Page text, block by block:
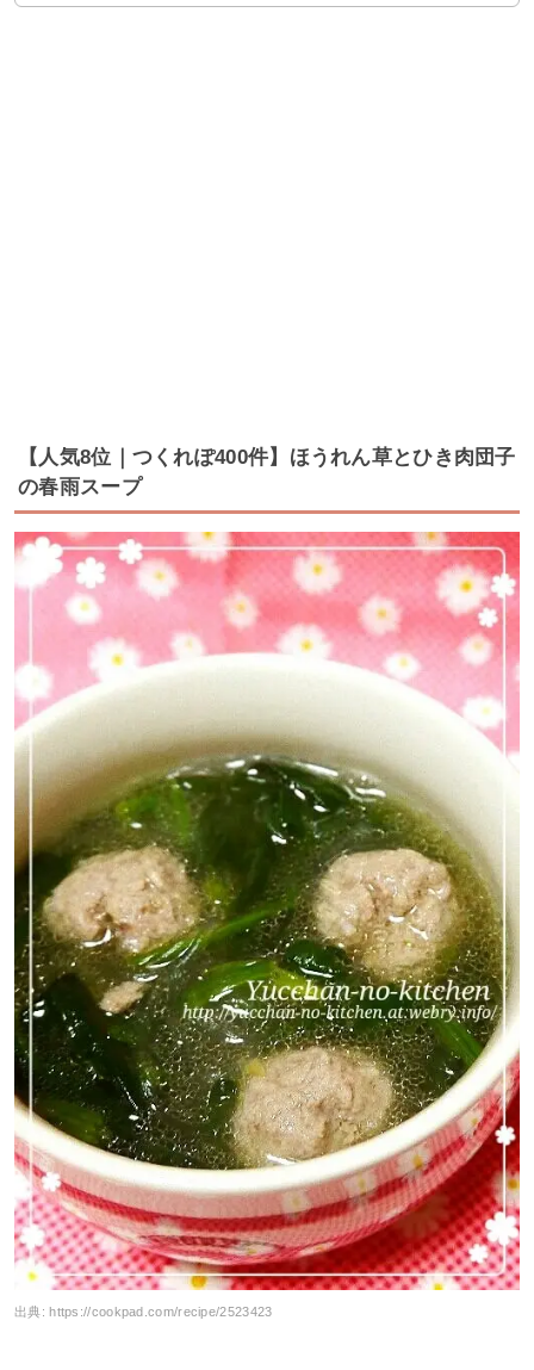
【人気8位｜つくれぽ400件】ほうれん草とひき肉団子
の春雨スープ
出典: https://cookpad.com/recipe/2523423